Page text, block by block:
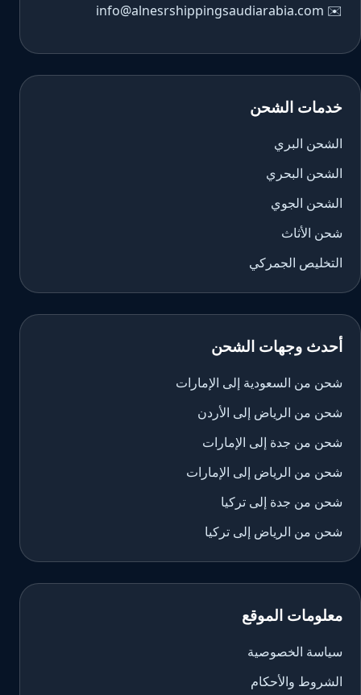
✉️
info@alnesrshippingsaudiarabia.com
خدمات الشحن
الشحن البري
الشحن البحري
الشحن الجوي
شحن الأثاث
التخليص الجمركي
أحدث وجهات الشحن
شحن من السعودية إلى الإمارات
شحن من الرياض إلى الأردن
شحن من جدة إلى الإمارات
شحن من الرياض إلى الإمارات
شحن من جدة إلى تركيا
شحن من الرياض إلى تركيا
معلومات الموقع
سياسة الخصوصية
الشروط والأحكام